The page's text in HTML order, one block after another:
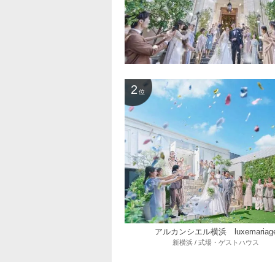
2 位
アルカンシエル横浜
新横浜 / 式場・ゲストハウス